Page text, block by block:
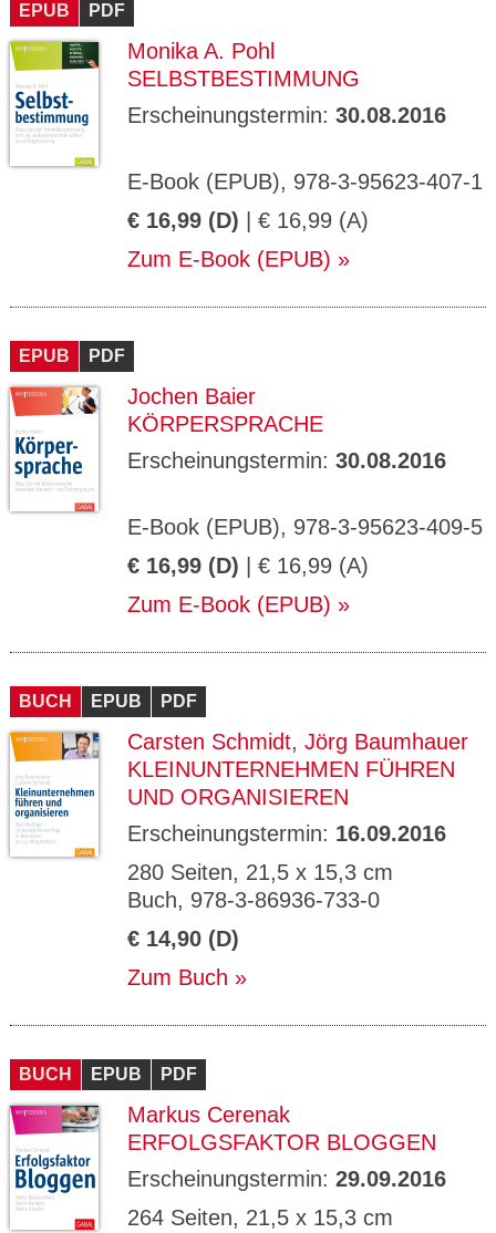
EPUB PDF
Monika A. Pohl
SELBSTBESTIMMUNG
Erscheinungstermin: 30.08.2016
E-Book (EPUB), 978-3-95623-407-1
€ 16,99 (D) | € 16,99 (A)
Zum E-Book (EPUB)
EPUB PDF
Jochen Baier
KÖRPERSPRACHE
Erscheinungstermin: 30.08.2016
E-Book (EPUB), 978-3-95623-409-5
€ 16,99 (D) | € 16,99 (A)
Zum E-Book (EPUB)
BUCH EPUB PDF
Carsten Schmidt, Jörg Baumhauer
KLEINUNTERNEHMEN FÜHREN
UND ORGANISIEREN
Erscheinungstermin: 16.09.2016
280 Seiten, 21,5 x 15,3 cm
Buch, 978-3-86936-733-0
€ 14,90 (D)
Zum Buch
BUCH EPUB PDF
Markus Cerenak
ERFOLGSFAKTOR BLOGGEN
Erscheinungstermin: 29.09.2016
264 Seiten, 21,5 x 15,3 cm